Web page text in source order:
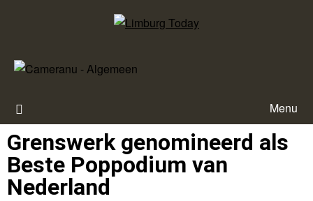
Menu
Grenswerk genomineerd als
Beste Poppodium van
Nederland